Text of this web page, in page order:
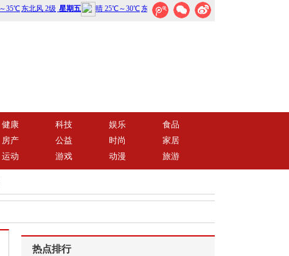
健康 科技 娱乐
食品
房产 公益 时尚
家居
运动 游戏 动漫 旅游
热点排行